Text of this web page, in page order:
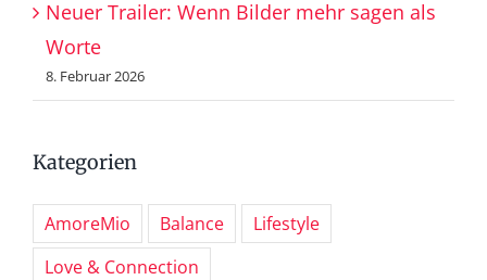
Neuer Trailer: Wenn Bilder mehr sagen als
Worte
8. Februar 2026
Kategorien
AmoreMio Balance
Lifestyle
Love & Connection